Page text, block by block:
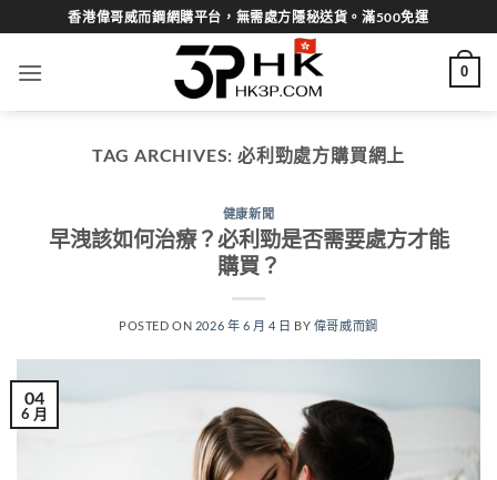
to
content
香港偉哥威而鋼網購平台，無需處方隱秘送貨。滿500免運
0
TAG ARCHIVES: 必利勁處方購買網上
健康新聞
早洩該如何治療？必利勁是否需要處方才能
購買？
POSTED ON 2026 年 6 月 4 日 BY 偉哥威而鋼
04
6 月